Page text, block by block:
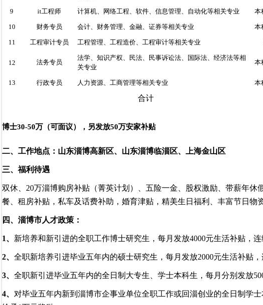
9 it工程师 计算机、网络工程、软件、信息管理、自动化等相关专业 本
10 财务专员 会计、财务管理、金融、证券等相关专业 本
11 工程审计专员 工程管理、工程造价、工程审计等相关专业
12 法务专员
法学、知识产权、民法、民事诉讼法、国际法、经济法等相
关专业
本
13 行政专员 人力资源、工商管理等相关专业 本
合计
博士30-50万（可面议），另发放50万安家补贴
二、工作地点：山东淄博高新区、山东淄博临淄区、上海金山区
三、福利待遇
双休、 20万淄博购房补贴（菁英计划）、五险一金、股权激励、带薪年休
餐、租房补贴，私车及话费补助，婚育津贴，精美生日福利、丰富节日物
四、淄博市人才政策：
1、 新培养和新引进的全职工作博士研究生，每月发放4000元生活补贴，连
2、 全职新培养引进毕业五年内的硕士研究生，每月发放2000元生活补贴，
3、 全职新引进毕业五年内的全日制大专生、学士本科生，每月分别发放
4、 对毕业五年内新到淄博市企事业单位全职工作或回淄创业的全日制学